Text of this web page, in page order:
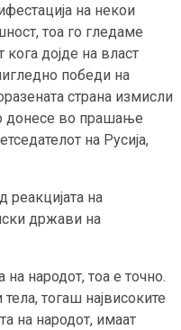
на некои
тоа го гледаме
дојде на власт
победи на
страна измисли
донесе во прашање
на Русија,
реакцијата на
држави на
народот, тоа е точно.
тогаш највисоките
на народот, имаат